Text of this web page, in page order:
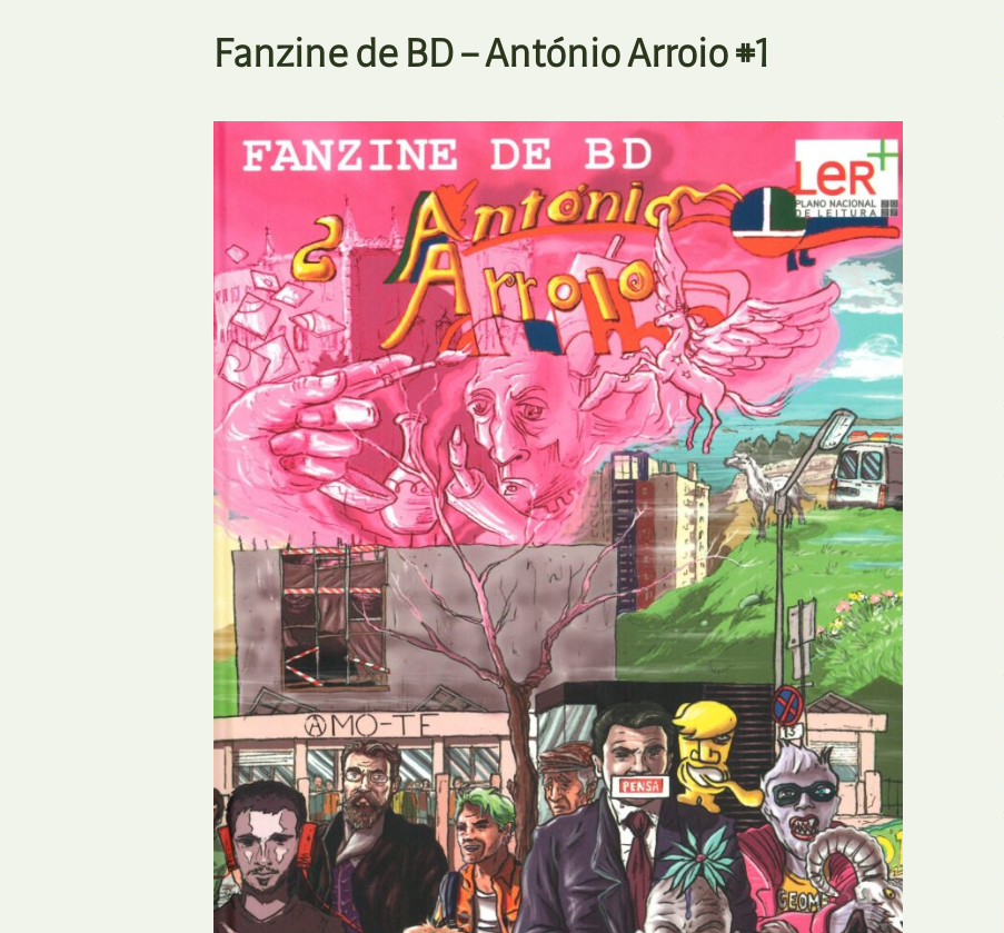
Concursos
Curtas
Edição Digital
Edição Portuguesa
Exposições e Eventos
Fanzines
Festivais e Salões
Formação
Internacional
Estudos
Óbitos
Para BD
Publicação Original
Prémios
Programas e Catálogos
Fanzine de BD – António Arroio #1